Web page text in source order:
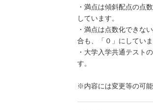
・満点は傾斜配点の点
しています。
・満点は点数化できな
合も、「０」にしていま
・大学入学共通テスト
す。
※内容には変更等の可